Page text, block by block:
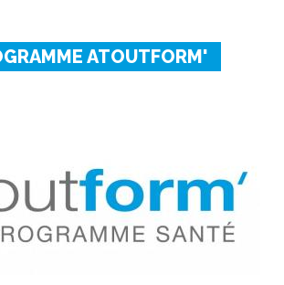
ATOUTFORM'